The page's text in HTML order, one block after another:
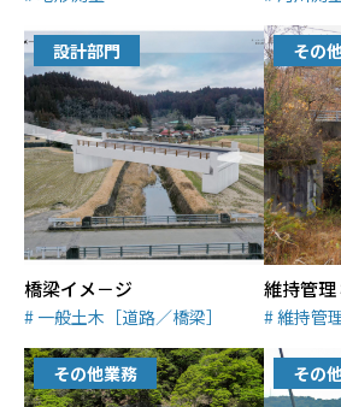
設計部門
橋梁イメ－ジ
一般土木［道路／橋梁］
その
維持管
維持管
その他業務 その